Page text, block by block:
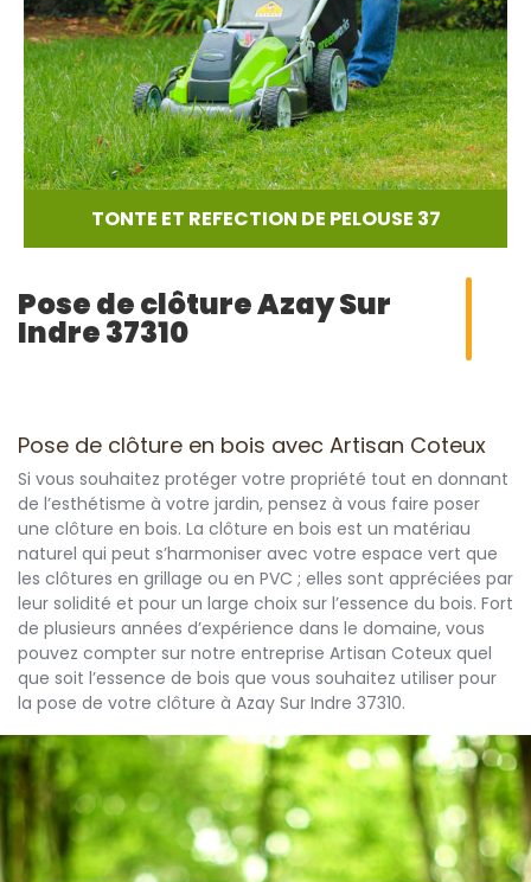
TONTE ET REFECTION DE PELOUSE 37
Pose de clôture Azay Sur
Indre 37310
Pose de clôture en bois avec Artisan Coteux
Si vous souhaitez protéger votre propriété tout en donnant
de l’esthétisme à votre jardin, pensez à vous faire poser
une clôture en bois. La clôture en bois est un matériau
naturel qui peut s’harmoniser avec votre espace vert que
les clôtures en grillage ou en PVC ; elles sont appréciées par
leur solidité et pour un large choix sur l’essence du bois. Fort
de plusieurs années d’expérience dans le domaine, vous
pouvez compter sur notre entreprise Artisan Coteux quel
que soit l’essence de bois que vous souhaitez utiliser pour
la pose de votre clôture à Azay Sur Indre 37310.